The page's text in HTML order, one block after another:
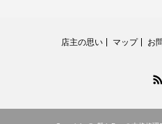
店主の思い マップ お